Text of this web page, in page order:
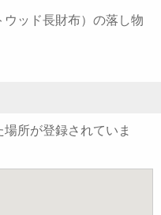
ッド長財布）の落し物
所が登録されていま